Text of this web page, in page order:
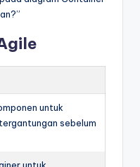
untuk
sebelum